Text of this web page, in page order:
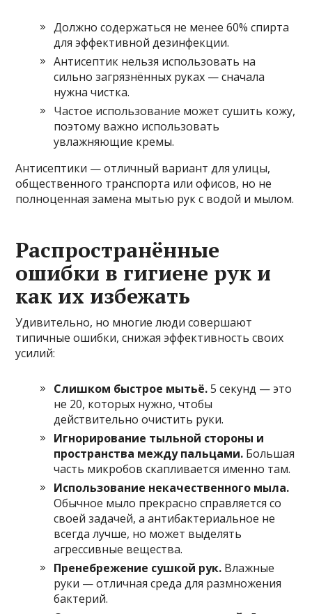
Должно содержаться не менее 60% спирта
для эффективной дезинфекции.
Антисептик нельзя использовать на
сильно загрязнённых руках — сначала
нужна чистка.
Частое использование может сушить кожу,
поэтому важно использовать
увлажняющие кремы.
Антисептики — отличный вариант для улицы,
общественного транспорта или офисов, но не
полноценная замена мытью рук с водой и мылом.
Распространённые
ошибки в гигиене рук и
как их избежать
Удивительно, но многие люди совершают
типичные ошибки, снижая эффективность своих
усилий:
Слишком быстрое мытьё.5 секунд — это
не 20, которых нужно, чтобы
действительно очистить руки.
Игнорирование тыльной стороны и
пространства между пальцами. Большая
часть микробов скапливается именно там.
Использование некачественного мыла.
Обычное мыло прекрасно справляется со
своей задачей, а антибактериальное не
всегда лучше, но может выделять
агрессивные вещества.
Пренебрежение сушкой рук. Влажные
руки — отличная среда для размножения
бактерий.